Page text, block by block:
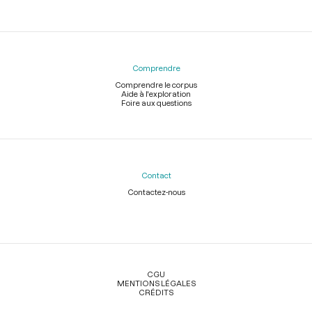
Comprendre
Comprendre le corpus
Aide à l'exploration
Foire aux questions
Contact
Contactez-nous
Légal
CGU
MENTIONS LÉGALES
CRÉDITS